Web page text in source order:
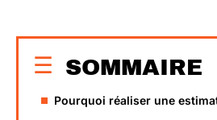
SOMMAIRE
Pourquoi réaliser une